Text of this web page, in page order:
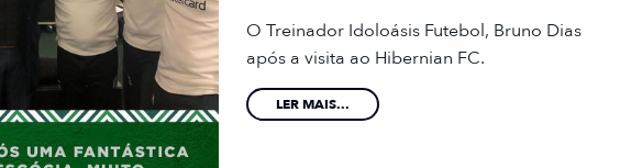
O Treinador Idoloásis Futebol, Bruno Dias
após a visita ao Hibernian FC.
LER MAIS...